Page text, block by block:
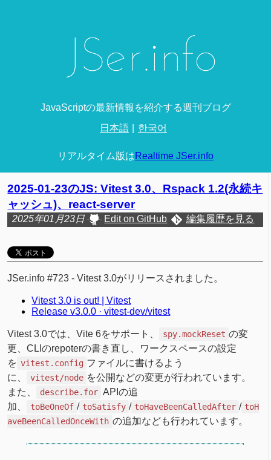
JavaScriptの最新情報を紹介する週刊ブログ
日本語 한국어
リアルタイム版はRealtime JSer.info
2025-01-23のJS: Vitest 3.0、Rspack 1.2(永続キ
ャッシュ)、react-server
2025年01月23日 Edit on GitHub 編集履歴を見る
JSer.info #723 - Vitest 3.0がリリースされました。
Vitest 3.0 is out! | Vitest
Release v3.0.0 · vitest-dev/vitest
Vitest 3.0では、Vite 6をサポート、 spy.mockReset の変
更、CLIのrepoterの書き直し、ワークスペースの設定
を vitest.config ファイルに書けるよう
に、
vitest/node を公開などの変更が行われています。
また、
describe.for APIの追
加、
toBeOneOf / toSatisfy / toHaveBeenCalledAfter / toH
aveBeenCalledOnceWith の追加なども行われています。